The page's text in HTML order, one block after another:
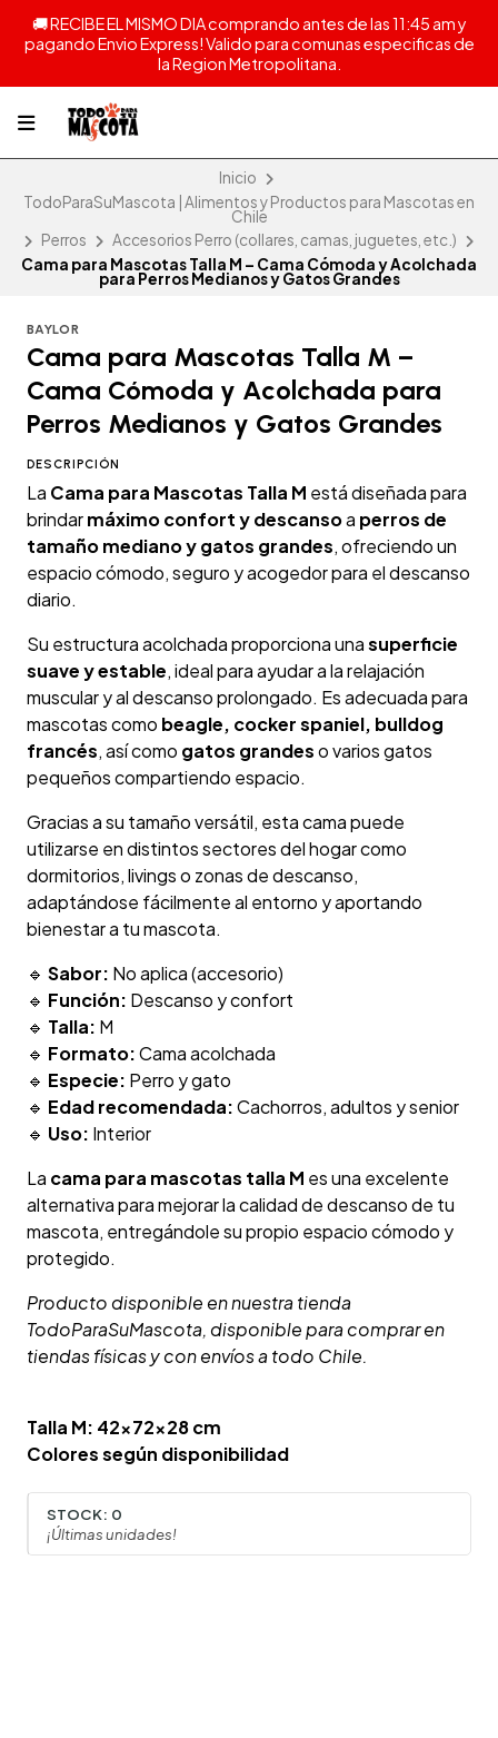
🚚 RECIBE EL MISMO DIA comprando antes de las 11:45 am y
pagando Envio Express! Valido para comunas especificas de
la Region Metropolitana.
Inicio
TodoParaSuMascota | Alimentos y Productos para Mascotas en
Chile
Perros
Accesorios Perro (collares, camas, juguetes, etc.)
Cama para Mascotas Talla M – Cama Cómoda y Acolchada
para Perros Medianos y Gatos Grandes
BAYLOR
Cama para Mascotas Talla M –
Cama Cómoda y Acolchada para
Perros Medianos y Gatos Grandes
DESCRIPCIÓN
La Cama para Mascotas Talla M está diseñada para
brindarmáximo confort y descansoa perros de
tamaño mediano y gatos grandes, ofreciendo un
espacio cómodo, seguro y acogedor para el descanso
diario.
Su estructura acolchada proporciona unasuperficie
suave y estable, ideal para ayudar a la relajación
muscular y al descanso prolongado. Es adecuada para
mascotas como beagle, cocker spaniel, bulldog
francés, así como gatos grandeso varios gatos
pequeños compartiendo espacio.
Gracias a su tamaño versátil, esta cama puede
utilizarse en distintos sectores del hogar como
dormitorios, livings o zonas de descanso,
adaptándose fácilmente al entorno y aportando
bienestar a tu mascota.
🔹 Sabor: No aplica (accesorio)
🔹 Función: Descanso y confort
🔹 Talla: M
🔹 Formato:Cama acolchada
🔹 Especie: Perro y gato
🔹 Edad recomendada:Cachorros, adultos y senior
🔹 Uso: Interior
La cama para mascotas talla M es una excelente
alternativa para mejorar la calidad de descanso de tu
mascota, entregándole su propio espacio cómodo y
protegido.
Producto disponible en nuestra tienda
TodoParaSuMascota, disponible para comprar en
tiendas físicas y con envíos a todo Chile.
Talla M: 42x72x28 cm
Colores según disponibilidad
STOCK: 0
¡Últimas unidades!